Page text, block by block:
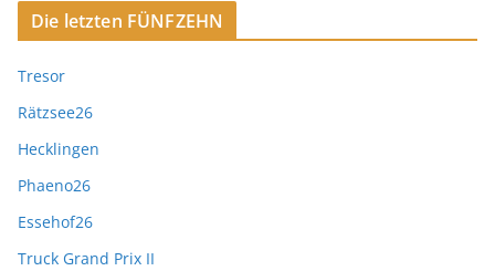
Die letzten FÜNFZEHN
Tresor
Rätzsee26
Hecklingen
Phaeno26
Essehof26
Truck Grand Prix II